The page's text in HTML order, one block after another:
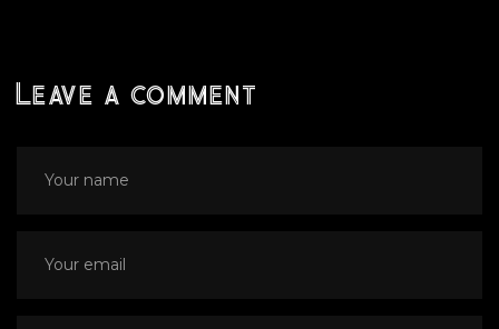
Leave a comment